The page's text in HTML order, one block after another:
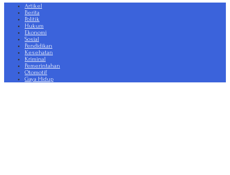
Artikel
Berita
Politik
Hukum
Ekonomi
Sosial
Pendidikan
Kesehatan
Kriminal
Pemerintahan
Otomotif
Gaya Hidup